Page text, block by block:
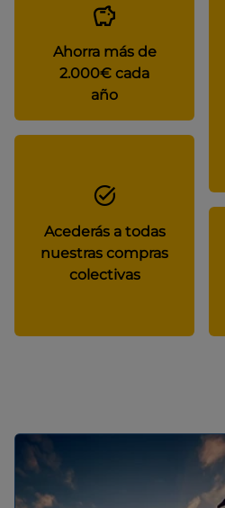
Ahorra más de
2.000€ cada
año
Acederás a todas
nuestras compras
colectivas